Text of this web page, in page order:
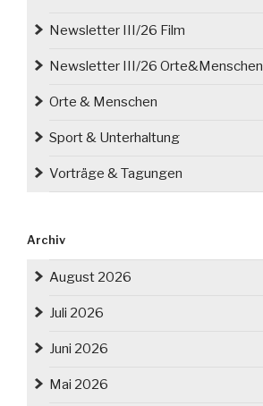
Newsletter III/26 Film
Newsletter III/26 Orte&Menschen
Orte & Menschen
Sport & Unterhaltung
Vorträge & Tagungen
Archiv
August 2026
Juli 2026
Juni 2026
Mai 2026